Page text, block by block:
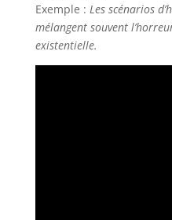
Exemple : Les scénarios
mélangent souvent
existentielle.